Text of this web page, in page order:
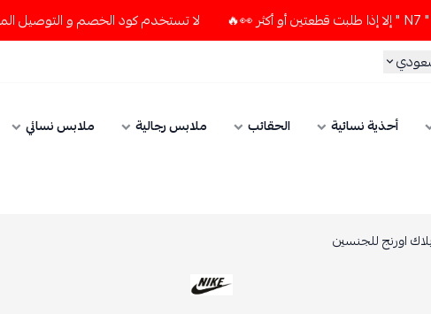
لا تستخدم كود الخصم و التوصيل المجاني " N7 " إلا إذا طلبت قطعتين أو أكثر 👀🔥
أحذية نسائية الحقائب ملابس رجالية ملابس نسائي
اورنج للجنسين